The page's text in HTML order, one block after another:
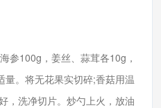
100g，姜丝、蒜茸各10g，
。将无花果实切碎;香菇用温
，洗净切片。炒勺上火，放油